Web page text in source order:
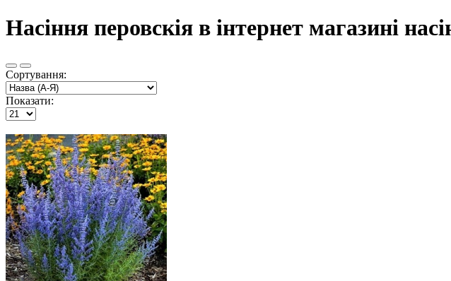
Насіння перовскія в інтернет магазині
Сортування:
Показати: